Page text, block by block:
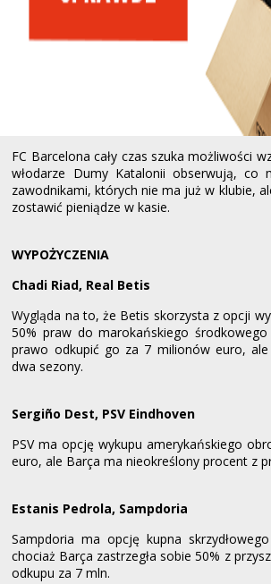
FC Barcelona cały czas szuka możliwości
włodarze Dumy Katalonii obserwują,
zawodnikami, których nie ma już w klubie,
zostawić pieniądze w kasie.
WYPOŻYCZENIA
Chadi Riad, Real Betis
Wygląda na to, że Betis skorzysta z opcji
50% praw do marokańskiego
prawo odkupić go za 7 milionów euro, ale
dwa sezony.
Sergiño Dest, PSV Eindhoven
PSV ma opcję wykupu amerykańskiego
euro, ale Barça ma nieokreślony procent z
Estanis Pedrola, Sampdoria
Sampdoria ma opcję kupna
chociaż Barça zastrzegła sobie 50% z
odkupu za 7 mln.